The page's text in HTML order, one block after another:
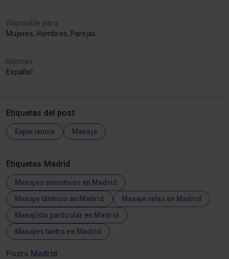
Disponible para
Mujeres, Hombres, Parejas
Idiomas
Español
Etiquetas del post
Experiencia Masaje
Etiquetas Madrid
Masajes sensitivos en Madrid
Masaje tántrico en Madrid
Masaje relax en Madrid
Masajista particular en Madrid
Masajes tantra en Madrid
Posts Madrid